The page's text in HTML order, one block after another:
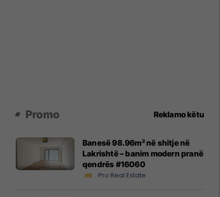
Promo Reklamo këtu
Banesë 98.96m² në shitje në
Lakrishtë – banim modern pranë
qendrës #16060
Pro Real Estate